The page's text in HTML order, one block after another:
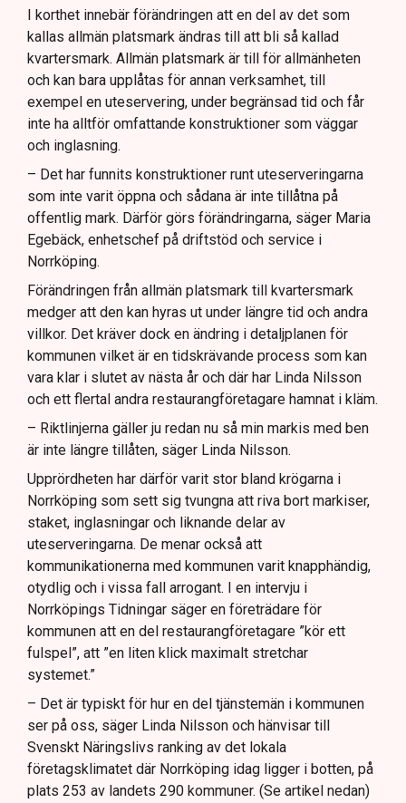
I korthet innebär förändringen att en del av det som
kallas allmän platsmark ändras till att bli så kallad
kvartersmark. Allmän platsmark är till för allmänheten
och kan bara upplåtas för annan verksamhet, till
exempel en uteservering, under begränsad tid och får
inte ha alltför omfattande konstruktioner som väggar
och inglasning.
– Det har funnits konstruktioner runt uteserveringarna
som inte varit öppna och sådana är inte tillåtna på
offentlig mark. Därför görs förändringarna, säger Maria
Egebäck, enhetschef på driftstöd och service i
Norrköping.
Förändringen från allmän platsmark till kvartersmark
medger att den kan hyras ut under längre tid och andra
villkor. Det kräver dock en ändring i detaljplanen för
kommunen vilket är en tidskrävande process som kan
vara klar i slutet av nästa år och där har Linda Nilsson
och ett flertal andra restaurangföretagare hamnat i kläm.
– Riktlinjerna gäller ju redan nu så min markis med ben
är inte längre tillåten, säger Linda Nilsson.
Upprördheten har därför varit stor bland krögarna i
Norrköping som sett sig tvungna att riva bort markiser,
staket, inglasningar och liknande delar av
uteserveringarna. De menar också att
kommunikationerna med kommunen varit knapphändig,
otydlig och i vissa fall arrogant. I en intervju i
Norrköpings Tidningar säger en företrädare för
kommunen att en del restaurangföretagare ”kör ett
fulspel”, att ”en liten klick maximalt stretchar
systemet.”
– Det är typiskt för hur en del tjänstemän i kommunen
ser på oss, säger Linda Nilsson och hänvisar till
Svenskt Näringslivs ranking av det lokala
företagsklimatet där Norrköping idag ligger i botten, på
plats 253 av landets 290 kommuner. (Se artikel nedan)